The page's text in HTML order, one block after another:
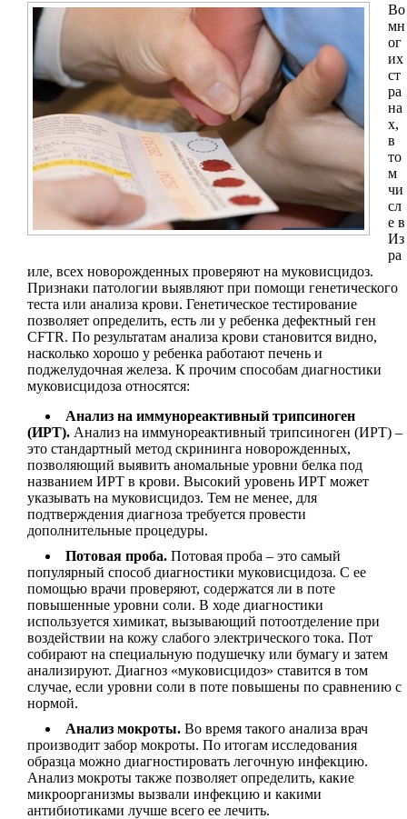
Во
мн
ог
их
ст
ра
на
х,
в
то
м
чи
сл
е в
Из
ра
иле, всех новорожденных проверяют на муковисцидоз.
Признаки патологии выявляют при помощи генетического
теста или анализа крови. Генетическое тестирование
позволяет определить, есть ли у ребенка дефектный ген
CFTR. По результатам анализа крови становится видно,
насколько хорошо у ребенка работают печень и
поджелудочная железа. К прочим способам диагностики
муковисцидоза относятся:
Анализ на иммунореактивный трипсиноген
(ИРТ). Анализ на иммунореактивный трипсиноген (ИРТ) –
это стандартный метод скрининга новорожденных,
позволяющий выявить аномальные уровни белка под
названием ИРТ в крови. Высокий уровень ИРТ может
указывать на муковисцидоз. Тем не менее, для
подтверждения диагноза требуется провести
дополнительные процедуры.
Потовая проба. Потовая проба – это самый
популярный способ диагностики муковисцидоза. С ее
помощью врачи проверяют, содержатся ли в поте
повышенные уровни соли. В ходе диагностики
используется химикат, вызывающий потоотделение при
воздействии на кожу слабого электрического тока. Пот
собирают на специальную подушечку или бумагу и затем
анализируют. Диагноз «муковисцидоз» ставится в том
случае, если уровни соли в поте повышены по сравнению с
нормой.
Анализ мокроты. Во время такого анализа врач
производит забор мокроты. По итогам исследования
образца можно диагностировать легочную инфекцию.
Анализ мокроты также позволяет определить, какие
микроорганизмы вызвали инфекцию и какими
антибиотиками лучше всего ее лечить.